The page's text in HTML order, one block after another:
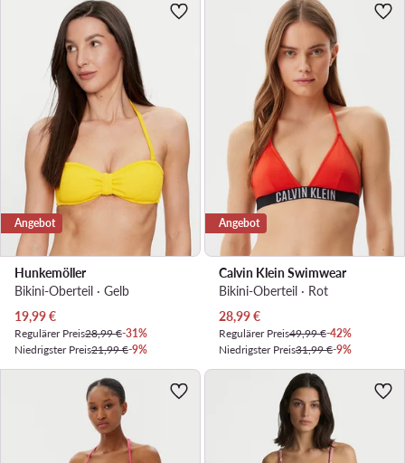
Angebot
Hunkemöller
Bikini-Oberteil · Gelb
Aktueller Preis
19,99€
Regulärer Preis28,99 €-31%
Niedrigster Preis21,99 €-9%
Angebot
Calvin Klein Swimwear
Bikini-Oberteil · Rot
Aktueller Preis
28,99€
Regulärer Preis49,99 €-42%
Niedrigster Preis31,99 €-9%